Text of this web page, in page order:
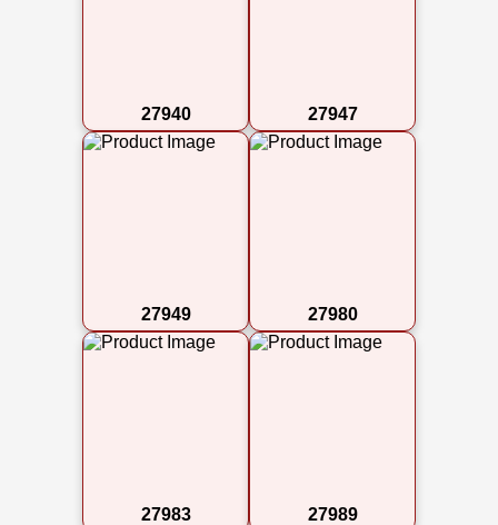
27940 27947
27949 27980
27983 27989